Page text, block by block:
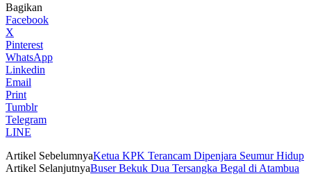
Bagikan
Facebook
X
Pinterest
WhatsApp
Linkedin
Email
Print
Tumblr
Telegram
LINE
Artikel SebelumnyaKetua KPK Terancam Dipenjara Seumur Hidup
Artikel SelanjutnyaBuser Bekuk Dua Tersangka Begal di Atambua